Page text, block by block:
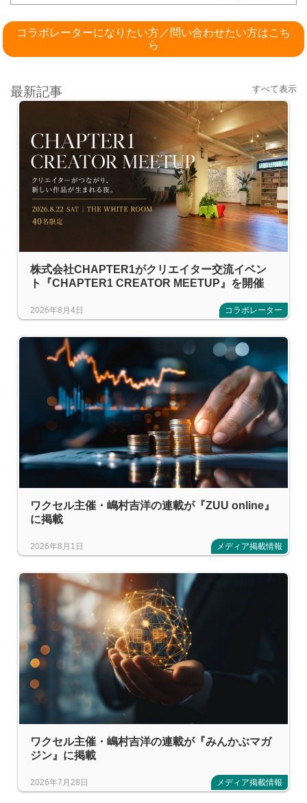
コラボレーターになりたい方／問い合わせたい方はこち
ら
最新記事 すべて表示
株式会社CHAPTER1がクリエイター交流イベン
ト『CHAPTER1 CREATOR MEETUP』を開催
2026年8月4日 コラボレーター
ワクセル主催・嶋村吉洋の連載が『ZUU online』
に掲載
2026年8月1日 メディア掲載情報
ワクセル主催・嶋村吉洋の連載が『みんかぶマガ
ジン』に掲載
2026年7月28日 メディア掲載情報